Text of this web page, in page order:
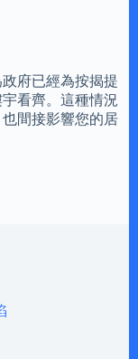
府已經為按揭提
看齊。這種情況
間接影響您的居